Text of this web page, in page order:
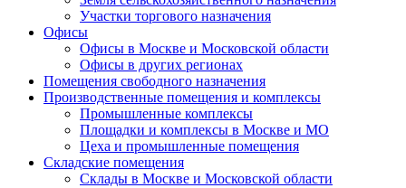
Участки торгового назначения
Офисы
Офисы в Москве и Московской области
Офисы в других регионах
Помещения свободного назначения
Производственные помещения и комплексы
Промышленные комплексы
Площадки и комплексы в Москве и МО
Цеха и промышленные помещения
Складские помещения
Склады в Москве и Московской области